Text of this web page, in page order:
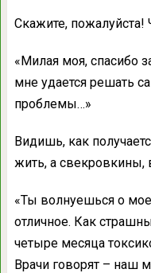
Скажите,
«Милая моя, спасибо
мне удается решать
проблемы…»
Видишь, как
жить, а
«Ты волнуешься о
отличное. Как
четыре месяца
Врачи говорят – наш